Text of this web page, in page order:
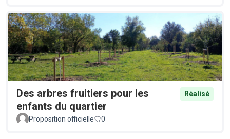
Des arbres fruitiers pour les
enfants du quartier
Réalisé
Proposition officielle 0